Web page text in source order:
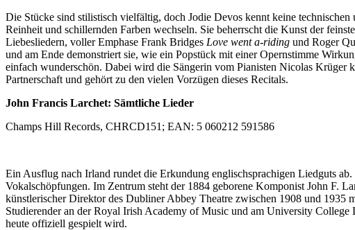
Die Stücke sind stilistisch vielfältig, doch Jodie Devos kennt keine
Reinheit und schillernden Farben wechseln. Sie beherrscht die Kunst der
Liebesliedern, voller Emphase Frank Bridges Love went a-riding und Roger
und am Ende demonstriert sie, wie ein Popstück mit einer Opernstimme
einfach wunderschön. Dabei wird die Sängerin vom Pianisten Nicolas Krüger
Partnerschaft und gehört zu den vielen Vorzügen dieses Recitals.
John Francis Larchet: Sämtliche Lieder
Champs Hill Records, CHRCD151; EAN: 5 060212 591586
Ein Ausflug nach Irland rundet die Erkundung englischsprachigen Liedguts
Vokalschöpfungen. Im Zentrum steht der 1884 geborene Komponist John F.
künstlerischer Direktor des Dubliner Abbey Theatre zwischen 1908 und 1935
Studierender an der Royal Irish Academy of Music und am University
heute offiziell gespielt wird.